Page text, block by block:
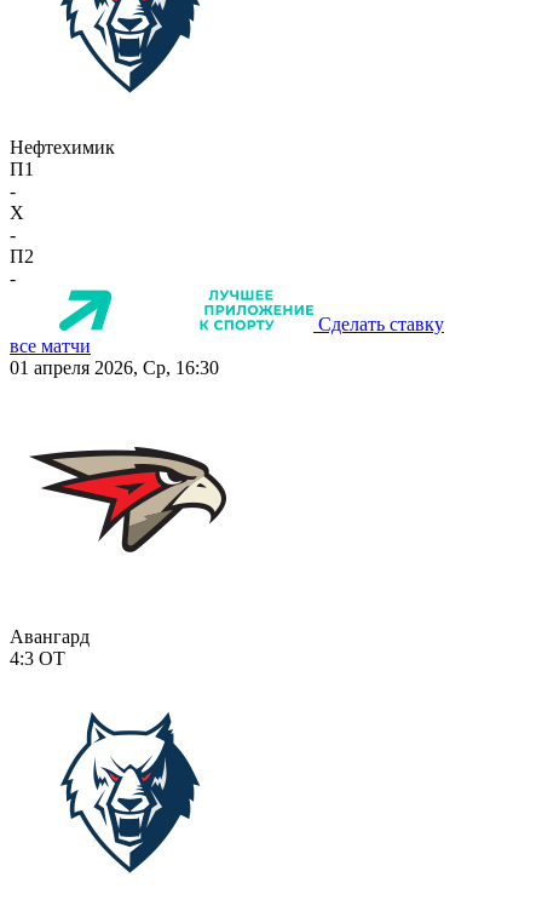
Нефтехимик
П1
-
X
-
П2
-
Сделать ставку
все матчи
01 апреля 2026, Ср, 16:30
Авангард
4:3 ОТ